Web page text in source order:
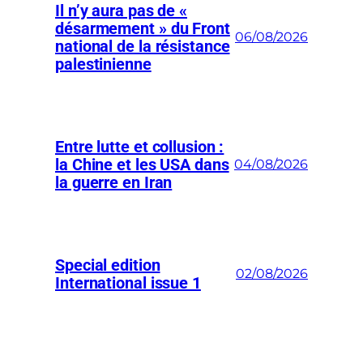
Il n’y aura pas de «
désarmement » du Front
national de la résistance
palestinienne
06/08/2026
Entre lutte et collusion :
la Chine et les USA dans
la guerre en Iran
04/08/2026
Special edition
International issue 1
02/08/2026